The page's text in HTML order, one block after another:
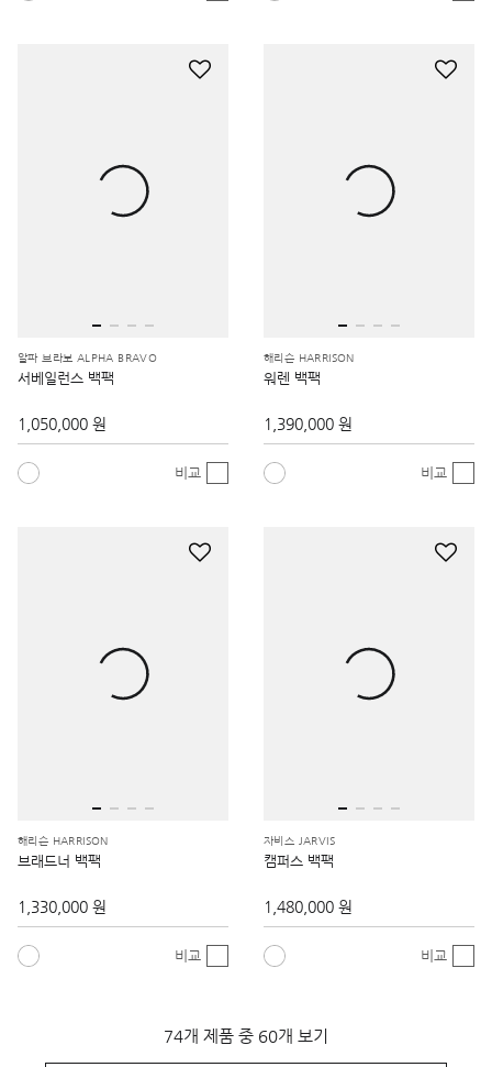
알파 브라보 ALPHA BRAVO
서베일런스 백팩
1,050,000 원
비교
해리슨 HARRISON
워렌 백팩
1,390,000 원
비교
해리슨 HARRISON
브래드너 백팩
1,330,000 원
비교
자비스 JARVIS
캠퍼스 백팩
1,480,000 원
비교
74개 제품 중 60개 보기